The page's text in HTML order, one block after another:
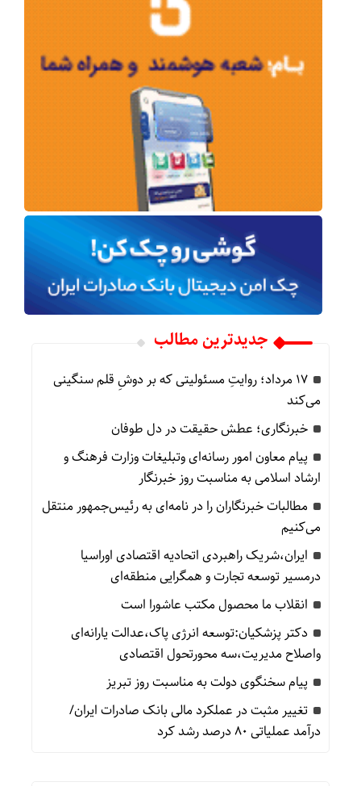
جدیدترین مطالب
۱۷ مرداد؛ روایتِ مسئولیتی که بر دوشِ قلم سنگینی
می‌کند
خبرنگاری؛ عطش حقیقت در دل طوفان
پیام معاون امور رسانه‌ای وتبلیغات وزارت فرهنگ و
ارشاد اسلامی به مناسبت روز خبرنگار
مطالبات خبرنگاران را در نامه‌ای به رئیس‌جمهور منتقل
می‌کنیم
ایران،شریک راهبردی اتحادیه اقتصادی اوراسیا
درمسیر توسعه تجارت و همگرایی منطقه‌ای
انقلاب ما محصول مکتب عاشورا است
دکتر پزشکیان:توسعه انرژی پاک،عدالت یارانه‌ای
واصلاح مدیریت،سه محورتحول اقتصادی
پیام سخنگوی دولت به مناسبت روز تبریز
تغییر مثبت در عملکرد مالی بانک صادرات ایران/
درآمد عملیاتی 80 درصد رشد کرد